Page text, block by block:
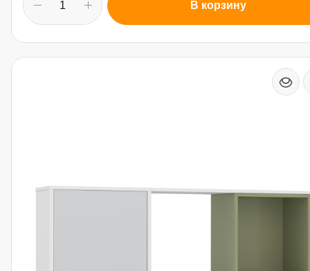
В корзину